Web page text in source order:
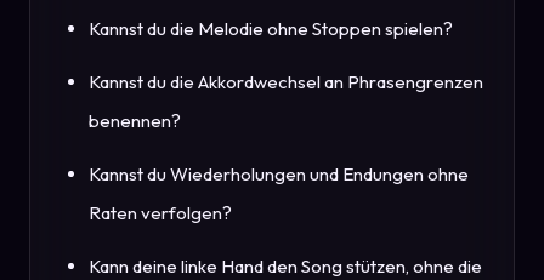
Kannst du die Melodie ohne Stoppen spielen?
Kannst du die Akkordwechsel an Phrasengrenzen
benennen?
Kannst du Wiederholungen und Endungen ohne
Raten verfolgen?
Kann deine linke Hand den Song stützen, ohne die